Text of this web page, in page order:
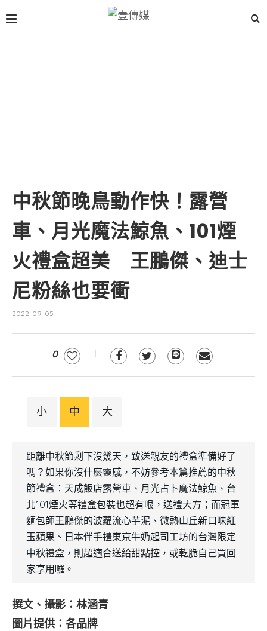
中秋節晚鳥動作快！露營
車、月光魔法鯨魚、101煙
火禮盒超美 王鵬傑、迪士
尼粉絲也要衝
2022-09-05
0
小 中 大
距離中秋節剩下沒幾天，致送親友的禮盒準備好了
嗎？如果你沒什麼靈感，不妨參考本篇推薦的中秋
節禮盒：天成飯店露營車、月光占卜魔法鯨魚、台
北101煙火等禮盒包裝也超有哏，送禮大方；而冠軍
麵包師王鵬傑的波蘿流心芋泥、微熱山丘新口味紅
玉蘋果、日本伴手禮東京牛奶起司工坊的台灣限定
中秋禮盒，則超適合送給甜點控，或乾脆自己買回
家享用囉。
撰文、攝影：林涵青
圖片提供：各品牌